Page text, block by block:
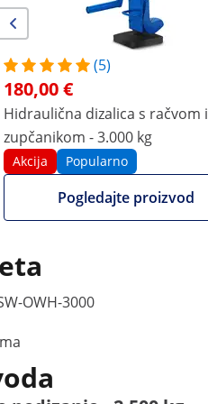
15 x 20 x 74 cm
-
77 x 21 x 21 cm
zraka [m]
-
-
OWH-3000
(5)
180,00 €
Hidraulična dizalica s račvom i
zupčanikom - 3.000 kg
Akcija Popularno
Pogledajte proizvod